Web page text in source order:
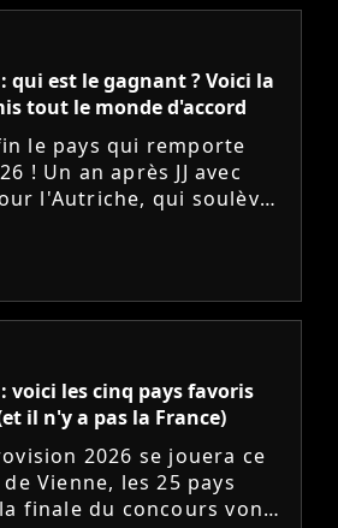
qui est le gagnant ? Voici la
tout le monde d'accord
le pays qui remporte
! Un an après JJ avec
l'Autriche, qui soulève
toute la
voici les cinq pays favoris
il n'y a pas la France)
2026 se jouera ce
Vienne, les 25 pays
finale du concours vont